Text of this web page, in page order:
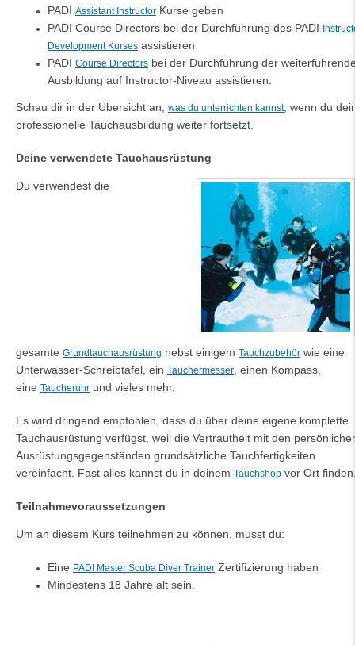
PADI Assistant Instructor Kurse geben
PADI Course Directors bei der Durchführung des PADI
Development Kurses assistieren
PADI Course Directors bei der Durchführung der
Ausbildung auf Instructor-Niveau assistieren.
Schau dir in der Übersicht an, was du unterrichten kannst, wenn du
professionelle Tauchausbildung weiter fortsetzt.
Deine verwendete Tauchausrüstung
Du verwendest die
gesamte Grundtauchausrüstung nebst einigem Tauchzubehör wie eine
Unterwasser-Schreibtafel, ein Tauchermesser , einen Kompass,
eine Taucheruhr und vieles mehr.
Es wird dringend empfohlen, dass du über deine eigene komplette
Tauchausrüstung verfügst, weil die Vertrautheit mit den
Ausrüstungsgegenständen grundsätzliche Tauchfertigkeiten
vereinfacht. Fast alles kannst du in deinem Tauchshop vor Ort
Teilnahmevoraussetzungen
Um an diesem Kurs teilnehmen zu können, musst du:
Eine PADI Master Scuba Diver Trainer Zertifizierung haben
Mindestens 18 Jahre alt sein.